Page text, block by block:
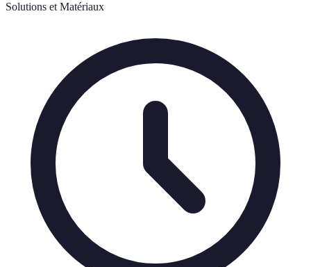
Solutions et Matériaux